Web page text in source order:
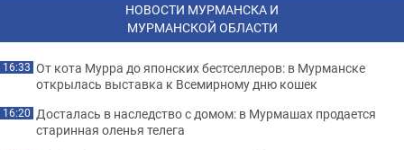
НОВОСТИ МУРМАНСКА И
МУРМАНСКОЙ ОБЛАСТИ
16:33 От кота Мурра до японских бестселлеров: в Мурманске
открылась выставка к Всемирному дню кошек
16:20 Досталась в наследство с домом: в Мурмашах продается
старинная оленья телега